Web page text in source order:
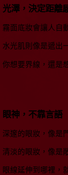
光澤，決定距離
霧面底妝會讓人自
水光肌則像是遞出
你想要界線，還是
眼神，不靠言語
深邃的眼妝，像是
清淡的眼妝，像是
眼線延伸到哪裡，